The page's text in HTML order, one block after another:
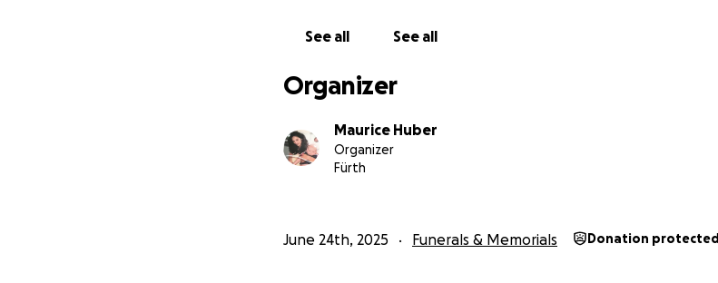
See all See all
Organizer
Maurice Huber
Organizer
Fürth
June 24th, 2025 Funerals & Memorials Donation protected